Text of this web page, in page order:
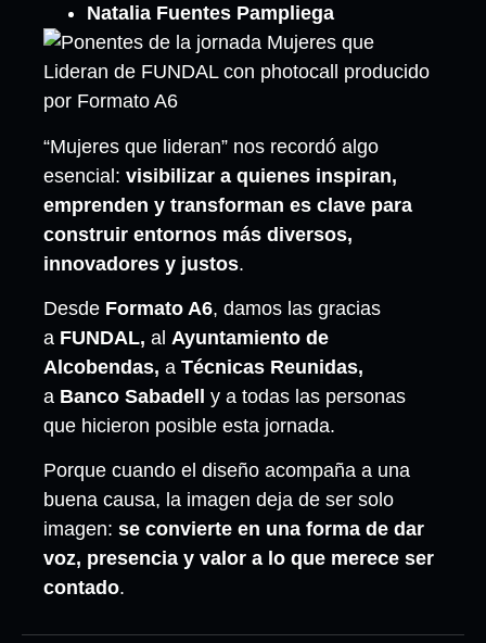
Natalia Fuentes Pampliega
“Mujeres que lideran” nos recordó algo
esencial: visibilizar a quienes inspiran,
emprenden y transforman es clave para
construir entornos más diversos,
innovadores y justos.
Desde Formato A6, damos las gracias
a FUNDAL, al Ayuntamiento de
Alcobendas, a Técnicas Reunidas,
a Banco Sabadell y a todas las personas
que hicieron posible esta jornada.
Porque cuando el diseño acompaña a una
buena causa, la imagen deja de ser solo
imagen: se convierte en una forma de dar
voz, presencia y valor a lo que merece ser
contado.